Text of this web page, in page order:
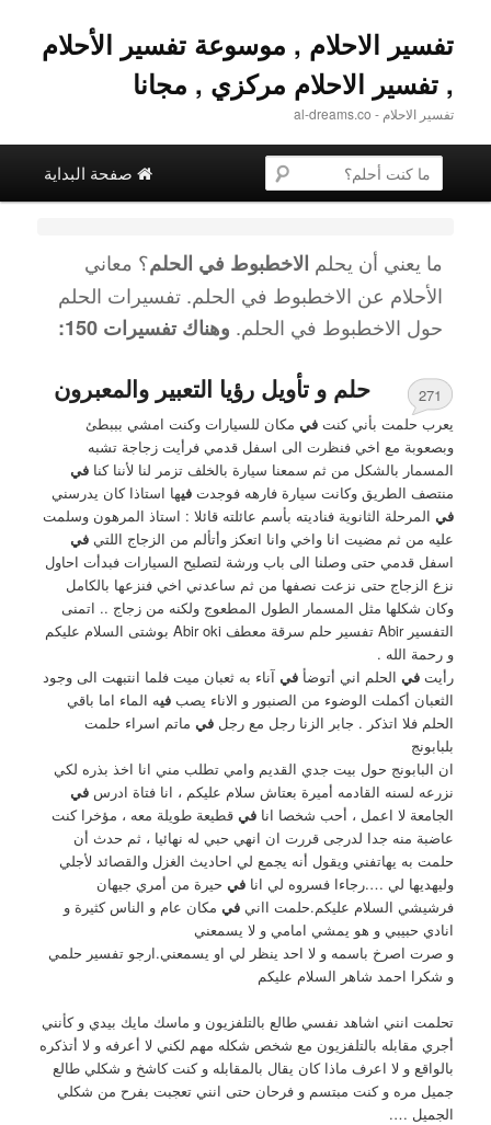
تفسير الاحلام , موسوعة تفسير الأحلام
, تفسير الاحلام مركزي , مجانا
تفسير الاحلام - al-dreams.co
القائمة الرئيسية
التخطي إلى المحتوى الأساسي
تخطي إلى المحتوى الثانوية صفحة البداية
البحث عن
ما يعني أن يحلم الاخطبوط في الحلم؟ معاني
الأحلام عن الاخطبوط في الحلم. تفسيرات الحلم
حول الاخطبوط في الحلم. وهناك تفسيرات 150:
حلم و تأويل رؤيا التعبير والمعبرون
271
يعرب حلمت بأني كنتفي مكان للسيارات وكنت امشي بببطئ
وبصعوبة مع اخي فنظرت الى اسفل قدمي فرأيت زجاجة تشبه
المسمار بالشكل من ثم سمعنا سيارة بالخلف تزمر لنا لأننا كنافي
منتصف الطريق وكانت سيارة فارهه فوجدتفيها استاذا كان يدرسني
في المرحلة الثانوية فناديته بأسم عائلته قائلا : استاذ المرهون وسلمت
عليه من ثم مضيت انا واخي وانا اتعكز وأتألم من الزجاج اللتيفي
اسفل قدمي حتى وصلنا الى باب ورشة لتصليح السيارات فبدأت احاول
نزع الزجاج حتى نزعت نصفها من ثم ساعدني اخي فنزعها بالكامل
وكان شكلها مثل المسمار الطول المطعوج ولكنه من زجاج .. اتمنى
التفسير Abir تفسير حلم سرقة معطف Abir oki بوشتى السلام عليكم
و رحمة الله .
رأيتفي الحلم اني أتوضأفي آناء به ثعبان ميت فلما انتبهت الى وجود
الثعبان أكملت الوضوء من الصنبور و الاناء يصبفيه الماء اما باقي
الحلم فلا اتذكر . جابر الزنا رجل مع رجلفي ماتم اسراء حلمت
بلبابونج
ان البابونج حول بيت جدي القديم وامي تطلب مني انا اخذ بذره لكي
نزرعه لسنه القادمه أميرة بعتاش سلام عليكم ، انا فتاة ادرسفي
الجامعة لا اعمل ، أحب شخصا انافي قطيعة طويلة معه ، مؤخرا كنت
عاضبة منه جدا لدرجى قررت ان انهي حبي له نهائيا ، ثم حدث أن
حلمت به يهاتفني ويقول أنه يجمع لي احاديث الغزل والقصائد لأجلي
وليهديها لي ….رجاءا فسروه لي انافي حيرة من أمري جيهان
فرشيشي السلام عليكم.حلمت اانيفي مكان عام و الناس كثيرة و
انادي حبيبي و هو يمشي امامي و لا يسمعني
و صرت اصرخ باسمه و لا احد ينظر لي او يسمعني.ارجو تفسير حلمي
و شكرا احمد شاهر السلام عليكم
تحلمت انني اشاهد نفسي طالع بالتلفزيون و ماسك مايك بيدي و كأنني
أجري مقابله بالتلفزيون مع شخص شكله مهم لكني لا أعرفه و لا أتذكره
بالواقع و لا اعرف ماذا كان يقال بالمقابله و كنت كاشخ و شكلي طالع
جميل مره و كنت مبتسم و فرحان حتى انني تعجبت بفرح من شكلي
الجميل ….